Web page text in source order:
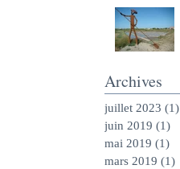
Archives
juillet 2023 (1)
juin 2019 (1)
mai 2019 (1)
mars 2019 (1)